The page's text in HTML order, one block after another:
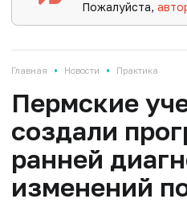
Пожалуйста,
Главная • Новости • Практика
Пермские
создали
ранней
изменений